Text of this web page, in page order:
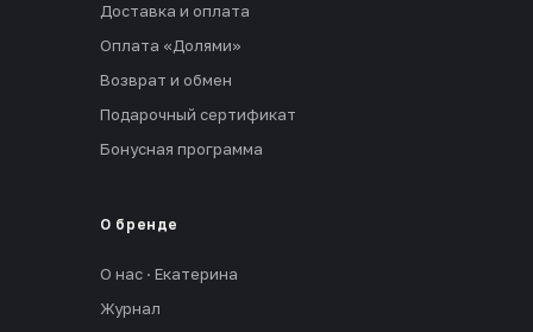
Доставка и оплата
Оплата «Долями»
Возврат и обмен
Подарочный сертификат
Бонусная программа
О бренде
О нас · Екатерина
Журнал